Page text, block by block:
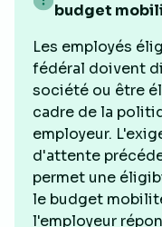
budget
Les employés
fédéral doivent
société ou être
cadre de la
employeur.
d'attente
permet une
le budget
l'employeur